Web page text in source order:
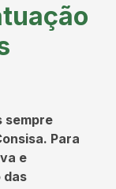
sempre
Para
e
das